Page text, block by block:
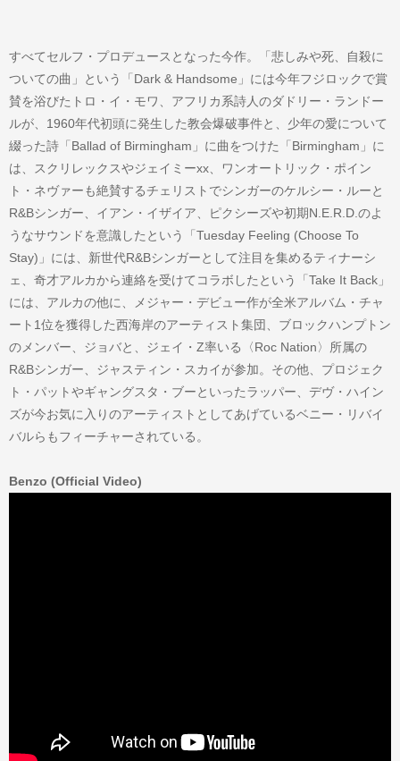
すべてセルフ・プロデュースとなった今作。「悲しみや死、自殺に
ついての曲」という「Dark & Handsome」には今年フジロックで賞
賛を浴びたトロ・イ・モワ、アフリカ系詩人のダドリー・ランドー
ルが、1960年代初頭に発生した教会爆破事件と、少年の愛について
綴った詩「Ballad of Birmingham」に曲をつけた「Birmingham」に
は、スクリレックスやジェイミーxx、ワンオートリック・ポイン
ト・ネヴァーも絶賛するチェリストでシンガーのケルシー・ルーと
R&Bシンガー、イアン・イザイア、ピクシーズや初期N.E.R.D.のよ
うなサウンドを意識したという「Tuesday Feeling (Choose To
Stay)」には、新世代R&Bシンガーとして注目を集めるティナーシ
ェ、奇才アルカから連絡を受けてコラボしたという「Take It Back」
には、アルカの他に、メジャー・デビュー作が全米アルバム・チャ
ート1位を獲得した西海岸のアーティスト集団、ブロックハンプトン
のメンバー、ジョバと、ジェイ・Z率いる〈Roc Nation〉所属の
R&Bシンガー、ジャスティン・スカイが参加。その他、プロジェク
ト・パットやギャングスタ・ブーといったラッパー、デヴ・ハイン
ズが今お気に入りのアーティストとしてあげているベニー・リバイ
バルらもフィーチャーされている。
Benzo (Official Video)